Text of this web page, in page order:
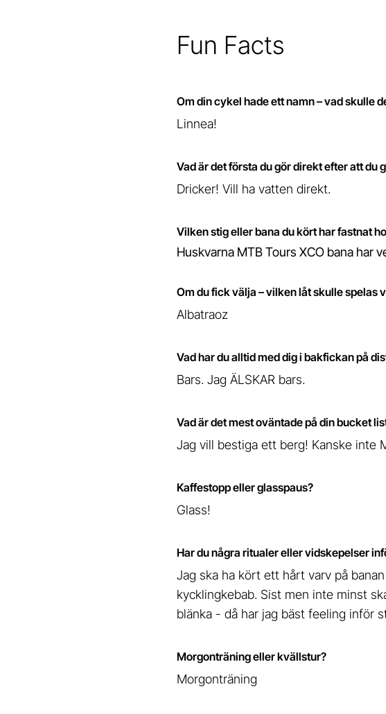
Fun Facts
Om din cykel hade ett namn – vad skulle
Linnea!
Vad är det första du gör direkt efter att du
Dricker! Vill ha vatten direkt.
Vilken stig eller bana du kört har fastnat
Huskvarna MTB Tours XCO bana har
Om du fick välja – vilken låt skulle spelas
Albatraoz
Vad har du alltid med dig i bakfickan på
Bars. Jag ÄLSKAR bars.
Vad är det mest oväntade på din bucket
Jag vill bestiga ett berg! Kanske inte
Kaffestopp eller glasspaus?
Glass!
Har du några ritualer eller vidskepelser
Jag ska ha kört ett hårt varv på
kycklingkebab. Sist men inte minst
blänka - då har jag bäst feeling inför
Morgonträning eller kvällstur?
Morgonträning